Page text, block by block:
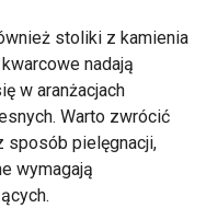
stoliki z kamienia
nadają
w aranżacjach
Warto zwrócić
sposób pielęgnacji,
wymagają